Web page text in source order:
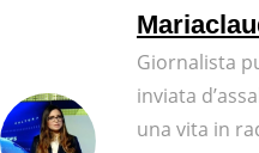
Giornalista
inviata
una vita in